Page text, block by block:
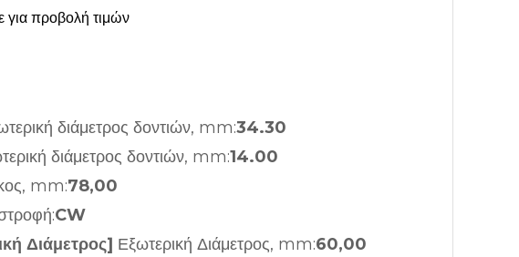
για προβολή τιμών
διάμετρος δοντιών, mm:34.30
διάμετρος δοντιών, mm:14.00
mm:78,00
CW
Διάμετρος] Εξωτερική Διάμετρος, mm:60,00